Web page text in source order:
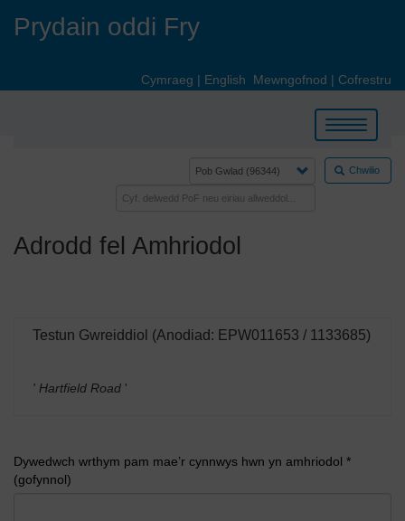
Prydain oddi Fry
Cymraeg | English Mewngofnod | Cofrestru
Toggle
navigation
Chwilio
Adrodd fel Amhriodol
Testun Gwreiddiol (Anodiad: EPW011653 / 1133685)
' Hartfield Road '
Dywedwch wrthym pam mae’r cynnwys hwn yn amhriodol *
(gofynnol)